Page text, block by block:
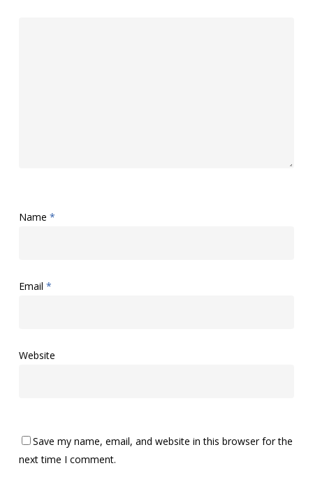
Name *
Email *
Website
Save my name, email, and website in this browser for the
next time I comment.